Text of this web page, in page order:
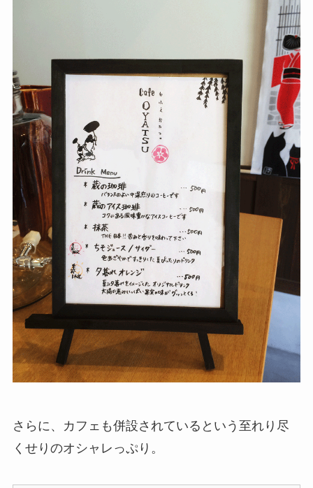
さらに、カフェも併設されているという至れり尽
くせりのオシャレっぷり。